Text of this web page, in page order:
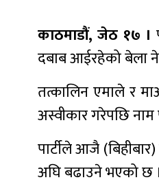
काठमाडौं, जेठ १७ ।
दबाब आईरहेको बेला
तत्कालिन एमाले र
अस्वीकार गरेपछि नाम
पार्टीले आजै
अघि बढाउने भएको छ ।